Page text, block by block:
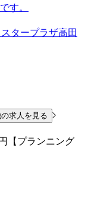
す。
タープラザ高田
求人を見る
【プランニング